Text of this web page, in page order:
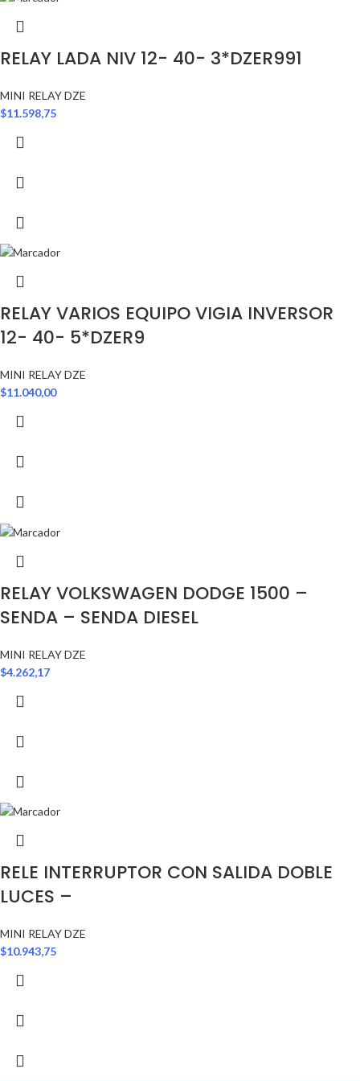
RELAY LADA NIV 12- 40- 3*DZER991
MINI RELAY DZE
$11.598,75
RELAY VARIOS EQUIPO VIGIA INVERSOR
12- 40- 5*DZER9
MINI RELAY DZE
$11.040,00
RELAY VOLKSWAGEN DODGE 1500 –
SENDA – SENDA DIESEL
MINI RELAY DZE
$4.262,17
RELE INTERRUPTOR CON SALIDA DOBLE
LUCES –
MINI RELAY DZE
$10.943,75